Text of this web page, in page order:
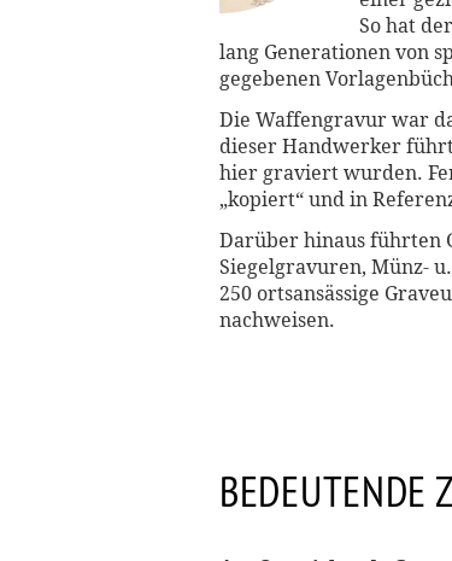
So hat
lang Generationen von
gegebenen
Die Waffengravur war
dieser Handwerker
hier graviert wurden.
„kopiert“ und in
Darüber hinaus führten
Siegelgravuren, Münz-
250 ortsansässige
nachweisen.
BEDEUTENDE